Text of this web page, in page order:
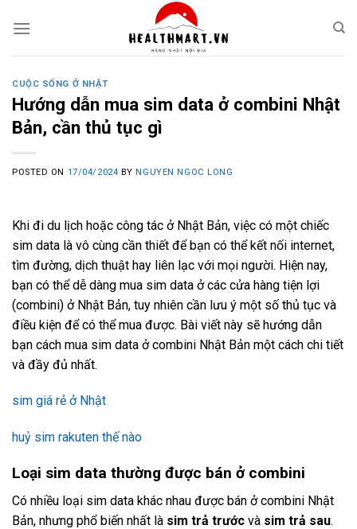
CUỘC SỐNG Ở NHẬT
Hướng dẫn mua sim data ở combini Nhật
Bản, cần thủ tục gì
POSTED ON 17/04/2024 BY NGUYEN NGOC LONG
Khi đi du lịch hoặc công tác ở Nhật Bản, việc có một chiếc
sim data là vô cùng cần thiết để bạn có thể kết nối internet,
tìm đường, dịch thuật hay liên lạc với mọi người. Hiện nay,
bạn có thể dễ dàng mua sim data ở các cửa hàng tiện lợi
(combini) ở Nhật Bản, tuy nhiên cần lưu ý một số thủ tục và
điều kiện để có thể mua được. Bài viết này sẽ hướng dẫn
bạn cách mua sim data ở combini Nhật Bản một cách chi tiết
và đầy đủ nhất.
sim giá rẻ ở Nhật
huỷ sim rakuten thế nào
Loại sim data thường được bán ở combini
Có nhiều loại sim data khác nhau được bán ở combini Nhật
Bản, nhưng phổ biến nhất là sim trả trước và sim trả sau.